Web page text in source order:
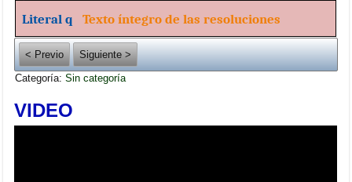
Literal q Texto íntegro de las resoluciones
< Previo
Siguiente >
Categoría:Sin categoría
VIDEO